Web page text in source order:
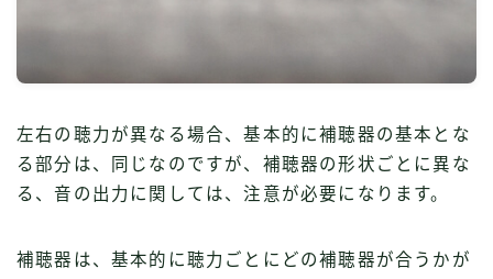
左右の聴力が異なる場合、基本的に補聴器の基本とな
る部分は、同じなのですが、補聴器の形状ごとに異な
る、音の出力に関しては、注意が必要になります。
補聴器は、基本的に聴力ごとにどの補聴器が合うかが